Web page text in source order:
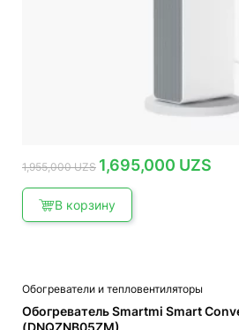
1,955,000UZS Первоначальная
цена
1,955,000 UZS.
1,695,000 UZS
В корзину
Обогреватели и тепловентиляторы
Обогреватель Smartmi Smart
(DNQZNB05ZM)